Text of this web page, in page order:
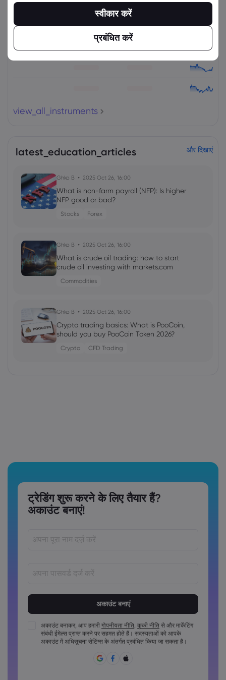
view_all_instruments
latest_education_articles और दिखाएं
Ghko B 2025 Oct 26, 16:00
What is non-farm payroll (NFP): Is higher
NFP good or bad?
Stocks Forex
Ghko B 2025 Oct 26, 16:00
What is crude oil trading: how to start
crude oil investing with markets.com
Commodities
Ghko B 2025 Oct 26, 16:00
Crypto trading basics: What is PooCoin,
should you buy PooCoin Token 2026?
Crypto CFD Trading
ट्रेडिंग शुरू करने के लिए तैयार हैं?
अकाउंट बनाएं!
पासवर्डों में कम से कम 1 अपरकेस कैरेक्टर अवश्य होना चाहिए
पासवर्डों में कम से कम 1 लोअरकेस कैरेक्टर अवश्य होना चाहिए
पासवर्ड का साझा रूप से उपयोग नहीं किया जा सकता
अकाउंट बनाकर, आप हमारी गोपनीयता नीति, कुकी नीति से और मार्केटिंग
संबंधी ईमेल्स प्राप्त करने पर सहमत होते हैं। सदस्यताओं को आपके
अकाउंट में अधिसूचना सेटिंग्स के अंतर्गत प्रबंधित किया जा सकता है।
स्वीकार करें
प्रबंधित करें